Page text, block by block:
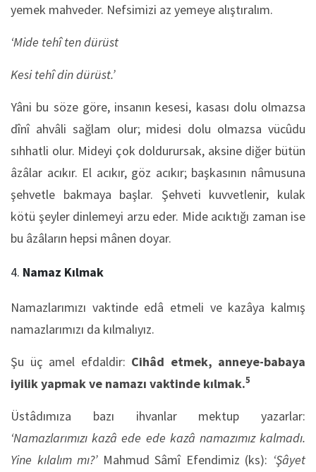
yemek mahveder. Nefsimizi az yemeye alıştıralım.
‘Mide tehî ten dürüst
Kesi tehî din dürüst.’
Yâni bu söze göre, insanın kesesi, kasası dolu olmazsa
dînî ahvâli sağlam olur; midesi dolu olmazsa vücûdu
sıhhatli olur. Mideyi çok doldurursak, aksine diğer bütün
âzâlar acıkır. El acıkır, göz acıkır; başkasının nâmusuna
şehvetle bakmaya başlar. Şehveti kuvvetlenir, kulak
kötü şeyler dinlemeyi arzu eder. Mide acıktığı zaman ise
bu âzâların hepsi mânen doyar.
Namaz Kılmak
Namazlarımızı vaktinde edâ etmeli ve kazâya kalmış
namazlarımızı da kılmalıyız.
Şu üç amel efdaldir: Cihâd etmek, anneye-babaya
iyilik yapmak ve namazı vaktinde kılmak.5
Üstâdımıza bazı ihvanlar mektup yazarlar:
‘Namazlarımızı kazâ ede ede kazâ namazımız kalmadı.
Yine kılalım mı?’Mahmud Sâmî Efendimiz (ks): ‘Şâyet